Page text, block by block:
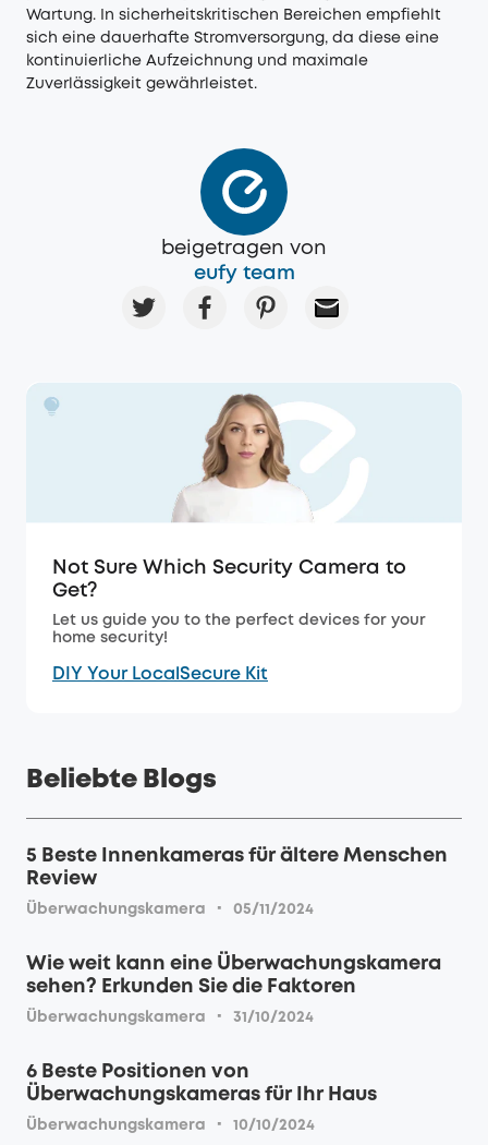
Wartung. In sicherheitskritischen Bereichen empfiehlt
sich eine dauerhafte Stromversorgung, da diese eine
kontinuierliche Aufzeichnung und maximale
Zuverlässigkeit gewährleistet.
beigetragen von
eufy team
Not Sure Which Security Camera to
Get?
Let us guide you to the perfect devices for your
home security!
DIY Your LocalSecure Kit
Beliebte Blogs
5 Beste Innenkameras für ältere Menschen
Review
Überwachungskamera · 05/11/2024
Wie weit kann eine Überwachungskamera
sehen? Erkunden Sie die Faktoren
Überwachungskamera · 31/10/2024
6 Beste Positionen von
Überwachungskameras für Ihr Haus
Überwachungskamera · 10/10/2024